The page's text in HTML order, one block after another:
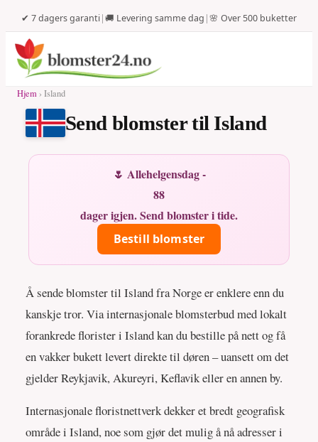
✔ 7 dagers garanti|🚚 Levering samme dag |🌸 Over 500 buketter
Hjem › Island
Send blomster til Island
🌷 Allehelgensdag -
88
dager igjen. Send blomster i tide.
Bestill blomster
Å sende blomster til Island fra Norge er enklere enn du
kanskje tror. Via internasjonale blomsterbud med lokalt
forankrede florister i Island kan du bestille på nett og få
en vakker bukett levert direkte til døren – uansett om det
gjelder Reykjavik, Akureyri, Keflavik eller en annen by.
Internasjonale floristnettverk dekker et bredt geografisk
område i Island, noe som gjør det mulig å nå adresser i